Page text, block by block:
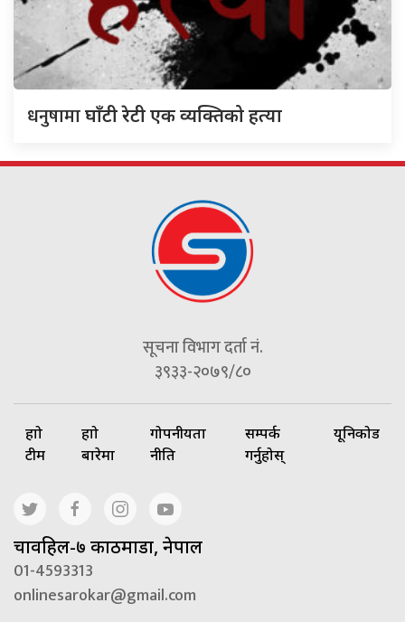
धनुषामाघाँटी रेटी एक व्यक्तिको हत्या
सूचना विभाग दर्ता नं.
३९३३-२०७९/८०
हाम्रो
टीम
हाम्रो
बारेमा
गोपनीयता
नीति
सम्पर्क
गर्नुहोस्
यूनिकोड
चावहिल-७ काठमाडौं, नेपाल
01-4593313
onlinesarokar@gmail.com